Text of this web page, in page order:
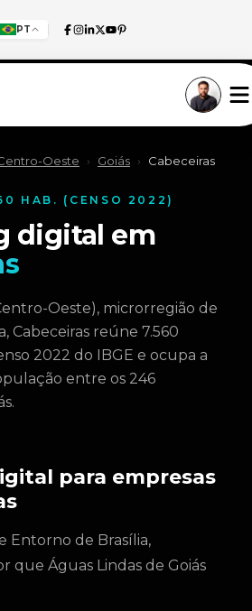
PT
Oeste › Goiás › Cabeceiras
HAB. (CENSO 2022)
digital em
Oeste), microrregião de
Cabeceiras reúne 7.560
2022 do IBGE e ocupa a
entre os 246
para empresas
Entorno de Brasília,
que Águas Lindas de Goiás